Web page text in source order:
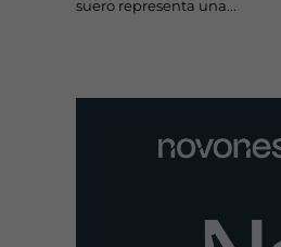
suero representa una...